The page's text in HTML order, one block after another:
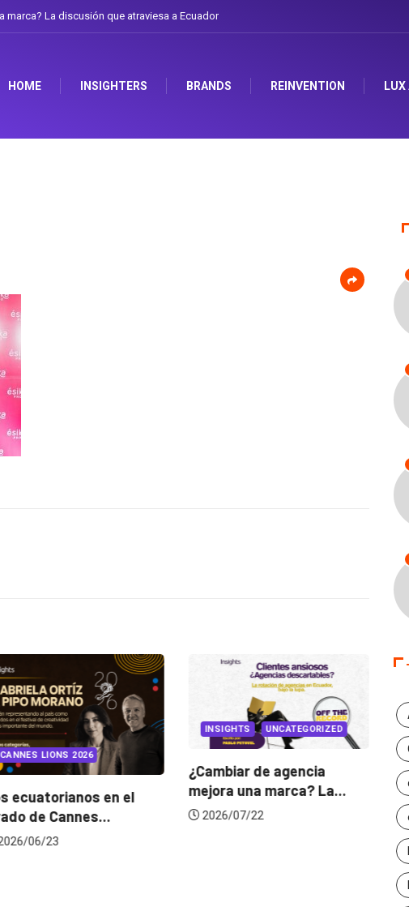
marca? La discusión que atraviesa a Ecuador Gabriela Herrera y el arte de cambiarse
HOME INSIGHTERS BRANDS REINVENTION LUX
en el
INSIGHTS UNCATEGORIZED
¿Cambiar de agencia
mejora una marca? La...
Gabriela
de